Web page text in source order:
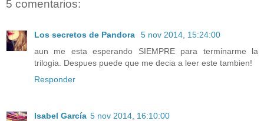
5 comentarios:
Los secretos de Pandora
5 nov 2014, 15:24:00
aun me esta esperando SIEMPRE para terminarme la
trilogia. Despues puede que me decia a leer este tambien!
Responder
Isabel García 5 nov 2014, 16:10:00